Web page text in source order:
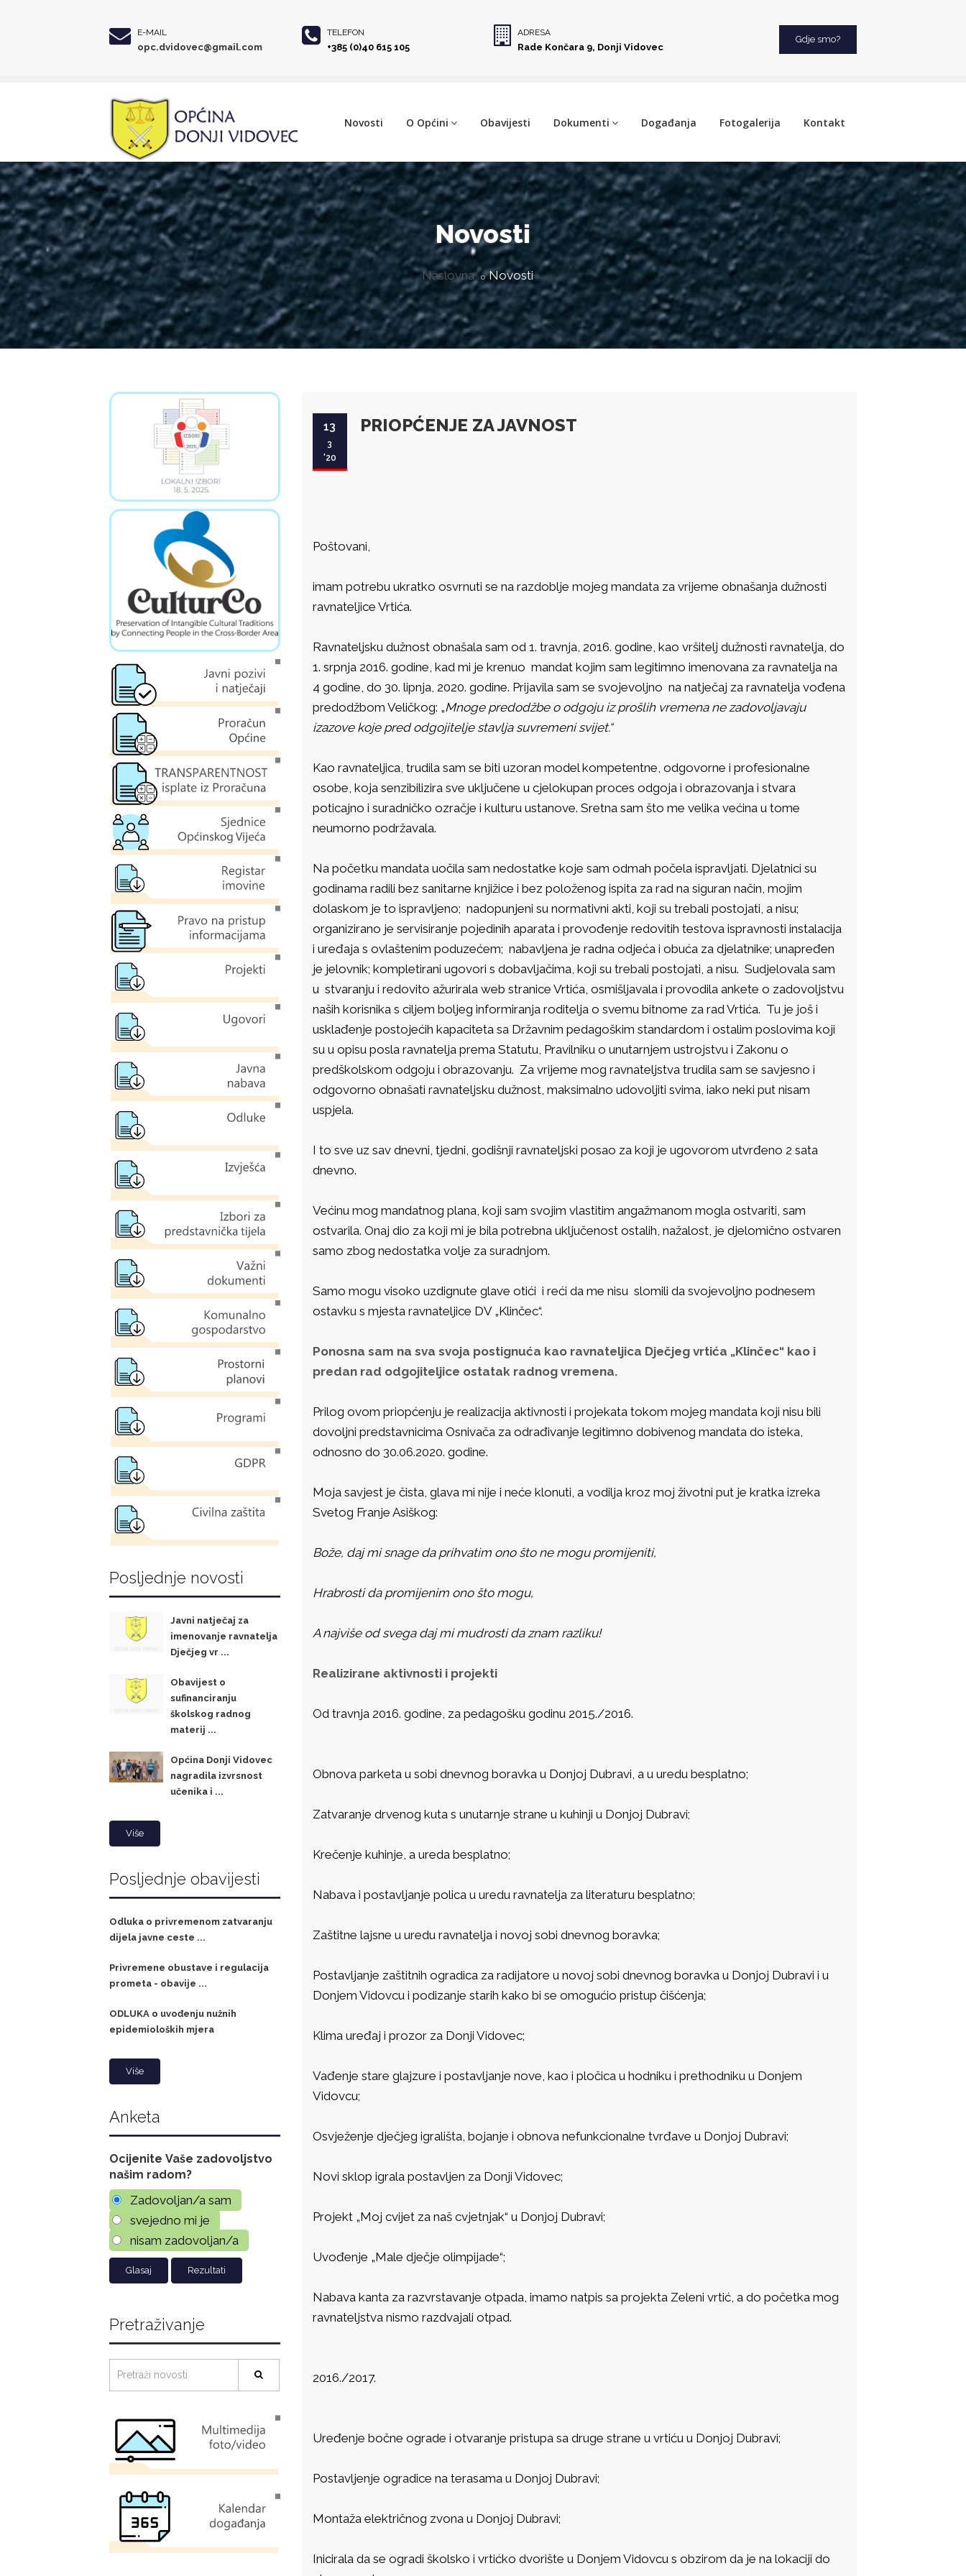
E-MAIL
opc.dvidovec@gmail.com
TELEFON
+385 (0)40 615 105
ADRESA
Rade Končara 9, Donji Vidovec
Gdje smo?
Novosti O Općini Obavijesti Dokumenti Događanja Fotogalerija Kontakt
Novosti
Naslovna Novosti
13
3
'20
PRIOPĆENJE ZA JAVNOST
Poštovani,
imam potrebu ukratko osvrnuti se na razdoblje mojeg mandata za vrijeme obnašanja dužnosti
ravnateljice Vrtića.
Ravnateljsku dužnost obnašala sam od 1. travnja, 2016. godine, kao vršitelj dužnosti ravnatelja, do
1. srpnja 2016. godine, kad mi je krenuo mandat kojim sam legitimno imenovana za ravnatelja na
4 godine, do 30. lipnja, 2020. godine. Prijavila sam se svojevoljno na natječaj za ravnatelja vođena
predodžbom Veličkog: „Mnoge predodžbe o odgoju iz prošlih vremena ne zadovoljavaju
izazove koje pred odgojitelje stavlja suvremeni svijet.“
Kao ravnateljica, trudila sam se biti uzoran model kompetentne, odgovorne i profesionalne
osobe, koja senzibilizira sve uključene u cjelokupan proces odgoja i obrazovanja i stvara
poticajno i suradničko ozračje i kulturu ustanove. Sretna sam što me velika većina u tome
neumorno podržavala.
Na početku mandata uočila sam nedostatke koje sam odmah počela ispravljati. Djelatnici su
godinama radili bez sanitarne knjižice i bez položenog ispita za rad na siguran način, mojim
dolaskom je to ispravljeno; nadopunjeni su normativni akti, koji su trebali postojati, a nisu;
organizirano je servisiranje pojedinih aparata i provođenje redovitih testova ispravnosti instalacija
i uređaja s ovlaštenim poduzećem; nabavljena je radna odjeća i obuća za djelatnike; unapređen
je jelovnik; kompletirani ugovori s dobavljačima, koji su trebali postojati, a nisu. Sudjelovala sam
u stvaranju i redovito ažurirala web stranice Vrtića, osmišljavala i provodila ankete o zadovoljstvu
naših korisnika s ciljem boljeg informiranja roditelja o svemu bitnome za rad Vrtića. Tu je još i
usklađenje postojećih kapaciteta sa Državnim pedagoškim standardom i ostalim poslovima koji
su u opisu posla ravnatelja prema Statutu, Pravilniku o unutarnjem ustrojstvu i Zakonu o
predškolskom odgoju i obrazovanju. Za vrijeme mog ravnateljstva trudila sam se savjesno i
odgovorno obnašati ravnateljsku dužnost, maksimalno udovoljiti svima, iako neki put nisam
uspjela.
I to sve uz sav dnevni, tjedni, godišnji ravnateljski posao za koji je ugovorom utvrđeno 2 sata
dnevno.
Većinu mog mandatnog plana, koji sam svojim vlastitim angažmanom mogla ostvariti, sam
ostvarila. Onaj dio za koji mi je bila potrebna uključenost ostalih, nažalost, je djelomično ostvaren
samo zbog nedostatka volje za suradnjom.
Samo mogu visoko uzdignute glave otići i reći da me nisu slomili da svojevoljno podnesem
ostavku s mjesta ravnateljice DV „Klinčec“.
Ponosna sam na sva svoja postignuća kao ravnateljica Dječjeg vrtića „Klinčec“ kao i
predan rad odgojiteljice ostatak radnog vremena.
Prilog ovom priopćenju je realizacija aktivnosti i projekata tokom mojeg mandata koji nisu bili
dovoljni predstavnicima Osnivača za odrađivanje legitimno dobivenog mandata do isteka,
odnosno do 30.06.2020. godine.
Moja savjest je čista, glava mi nije i neće klonuti, a vodilja kroz moj životni put je kratka izreka
Svetog Franje Asiškog:
Bože, daj mi snage da prihvatim ono što ne mogu promijeniti,
Hrabrosti da promijenim ono što mogu,
A najviše od svega daj mi mudrosti da znam razliku!
Realizirane aktivnosti i projekti
Od travnja 2016. godine, za pedagošku godinu 2015./2016.
Obnova parketa u sobi dnevnog boravka u Donjoj Dubravi, a u uredu besplatno;
Zatvaranje drvenog kuta s unutarnje strane u kuhinji u Donjoj Dubravi;
Krečenje kuhinje, a ureda besplatno;
Nabava i postavljanje polica u uredu ravnatelja za literaturu besplatno;
Zaštitne lajsne u uredu ravnatelja i novoj sobi dnevnog boravka;
Postavljanje zaštitnih ogradica za radijatore u novoj sobi dnevnog boravka u Donjoj Dubravi i u
Donjem Vidovcu i podizanje starih kako bi se omogućio pristup čišćenja;
Klima uređaj i prozor za Donji Vidovec;
Vađenje stare glajzure i postavljanje nove, kao i pločica u hodniku i prethodniku u Donjem
Vidovcu;
Osvježenje dječjeg igrališta, bojanje i obnova nefunkcionalne tvrđave u Donjoj Dubravi;
Novi sklop igrala postavljen za Donji Vidovec;
Projekt „Moj cvijet za naš cvjetnjak“ u Donjoj Dubravi;
Uvođenje „Male dječje olimpijade“;
Nabava kanta za razvrstavanje otpada, imamo natpis sa projekta Zeleni vrtić, a do početka mog
ravnateljstva nismo razdvajali otpad.
2016./2017.
Uređenje bočne ograde i otvaranje pristupa sa druge strane u vrtiću u Donjoj Dubravi;
Postavljenje ogradice na terasama u Donjoj Dubravi;
Montaža električnog zvona u Donjoj Dubravi;
Inicirala da se ogradi školsko i vrtićko dvorište u Donjem Vidovcu s obzirom da je na lokaciji do
Posljednje novosti
Javni natječaj za
imenovanje ravnatelja
Dječjeg vr ...
Obavijest o
sufinanciranju
školskog radnog
materij ...
Općina Donji Vidovec
nagradila izvrsnost
učenika i ...
Više
Posljednje obavijesti
Odluka o privremenom zatvaranju
dijela javne ceste ...
Privremene obustave i regulacija
prometa - obavije ...
ODLUKA o uvođenju nužnih
epidemioloških mjera
Više
Anketa
Ocijenite Vaše zadovoljstvo
našim radom?
Zadovoljan/a sam
svejedno mi je
nisam zadovoljan/a
Rezultati
Pretraživanje